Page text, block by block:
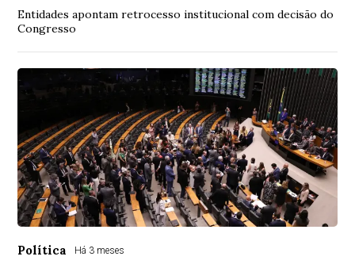
Entidades apontam retrocesso institucional com decisão do
Congresso
Política Há 3 meses